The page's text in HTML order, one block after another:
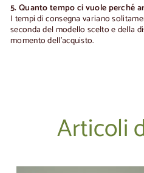
5. Quanto tempo ci vuole perché
I tempi di consegna variano
seconda del modello scelto e della
momento dell'acquisto.
Articoli